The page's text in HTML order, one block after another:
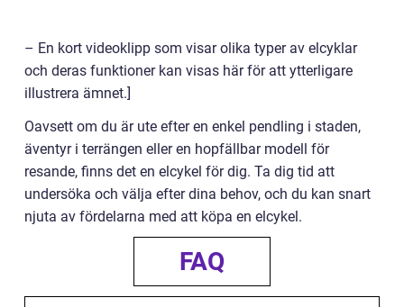
– En kort videoklipp som visar olika typer av elcyklar
och deras funktioner kan visas här för att ytterligare
illustrera ämnet.]
Oavsett om du är ute efter en enkel pendling i staden,
äventyr i terrängen eller en hopfällbar modell för
resande, finns det en elcykel för dig. Ta dig tid att
undersöka och välja efter dina behov, och du kan snart
njuta av fördelarna med att köpa en elcykel.
FAQ